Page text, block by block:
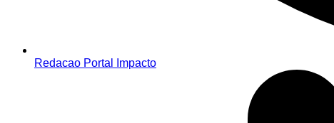
Redacao Portal Impacto